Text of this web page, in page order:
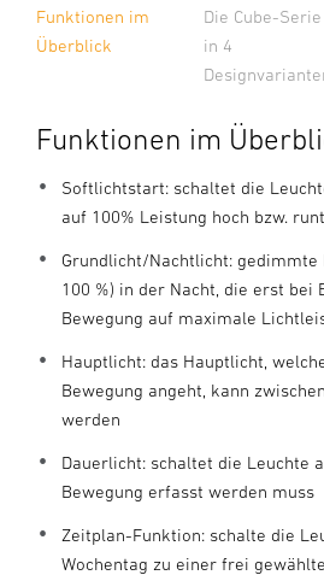
Funktionen im
Überblick
Die Cube-Serie
in 4
Funktionen im
Softlichtstart: schaltet die
auf 100% Leistung hoch bzw.
Grundlicht/Nachtlicht: gedimmte
100 %) in der Nacht, die erst bei
Bewegung auf maximale
Hauptlicht: das Hauptlicht,
Bewegung angeht, kann
werden
Dauerlicht: schaltet die Leuchte
Bewegung erfasst werden muss
Zeitplan-Funktion: schalte die
Wochentag zu einer frei